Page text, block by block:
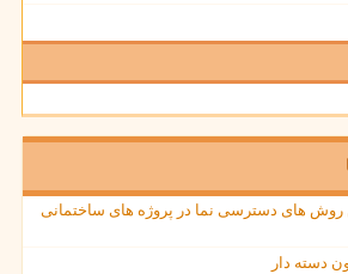
روش های دسترسی نما در پروژه های ساختمانی
دسته دار